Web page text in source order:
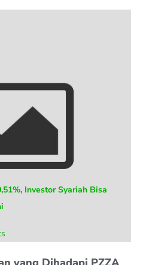
Investor Syariah Bisa